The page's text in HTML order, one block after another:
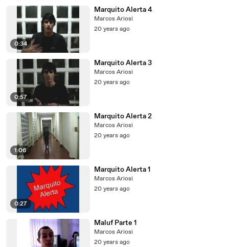
0:34
Marquito Alerta 4
Marcos Ariosi
20 years ago
0:57
Marquito Alerta 3
Marcos Ariosi
20 years ago
1:06
Marquito Alerta 2
Marcos Ariosi
20 years ago
0:27
Marquito Alerta 1
Marcos Ariosi
20 years ago
Maluf Parte 1
Marcos Ariosi
20 years ago